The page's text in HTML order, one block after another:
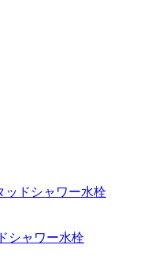
シャワー水栓